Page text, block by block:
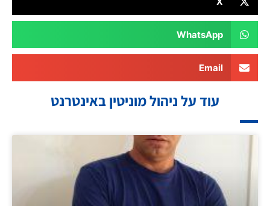
WhatsApp
Email
עוד על ניהול מוניטין באינטרנט